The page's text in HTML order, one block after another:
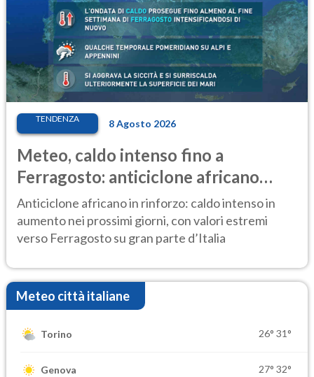
TENDENZA 8 Agosto 2026
Meteo, caldo intenso fino a
Ferragosto: anticiclone africano
ancora protagonista
Anticiclone africano in rinforzo: caldo intenso in
aumento nei prossimi giorni, con valori estremi
verso Ferragosto su gran parte d’Italia
Meteo città italiane
Torino 26° 31°
Genova 27° 32°